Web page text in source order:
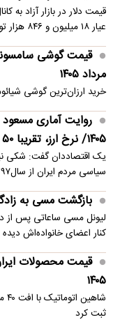
عیار ۱۸ میلیون و ۸۴۶ هزار تومان شد
مرداد ۱۴۰۵
خرید ارزان‌ترین گوشی شیائومی در بازار به ۲۳
۱۴۰۵/ نرخ ارز، تقریبا ۵۰ برابر شده
یک اقتصاددان گفت: شکی
سیاسی مردم ایران از سال۱۳۹۷ به بعد نه تنها در مجموع،…
بازگشت مسی به
لیونل مسی ساعاتی پس از
کنار اعضای خانواده‌اش
۱۴۰۵
ثبت کرد